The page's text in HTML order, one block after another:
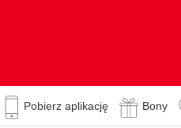
Pobierz aplikację Bony